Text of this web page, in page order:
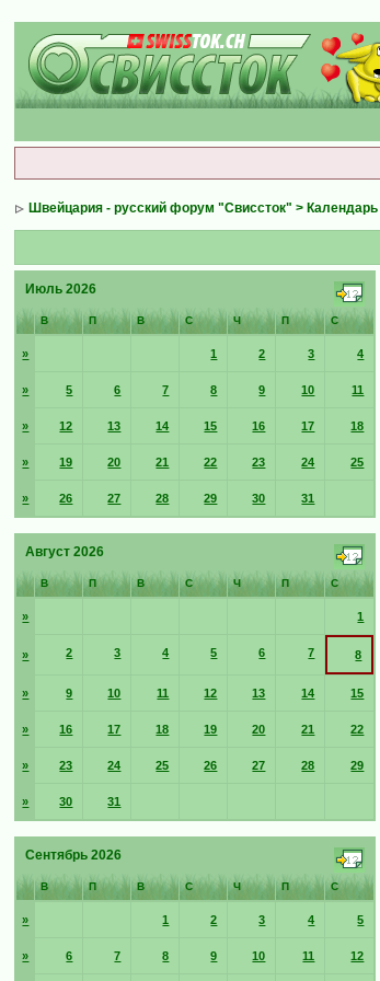
Швейцария - русский форум "Свиссток" > Календарь
Июль 2026
В П В С Ч П С
» 1 2 3 4
» 5 6 7 8 9 10 11
» 12 13 14 15 16 17 18
» 19 20 21 22 23 24 25
» 26 27 28 29 30 31
Август 2026
В П В С Ч П С
» 1
» 2 3 4 5 6 7 8
» 9 10 11 12 13 14 15
» 16 17 18 19 20 21 22
» 23 24 25 26 27 28 29
» 30 31
Сентябрь 2026
В П В С Ч П С
» 1 2 3 4 5
» 6 7 8 9 10 11 12